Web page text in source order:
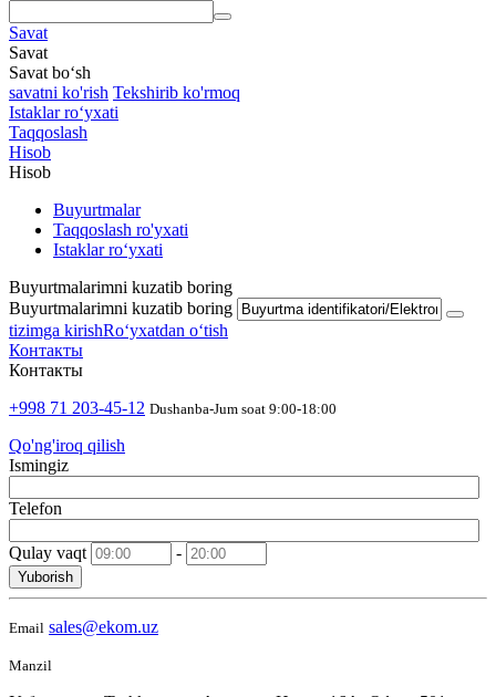
Savat
Savat
Savat bo‘sh
savatni ko'rish Tekshirib ko'rmoq
Istaklar roʻyxati
Taqqoslash
Hisob
Hisob
Buyurtmalar
Taqqoslash ro'yxati
Istaklar roʻyxati
Buyurtmalarimni kuzatib boring
Buyurtmalarimni kuzatib boring
tizimga kirishRoʻyxatdan oʻtish
Контакты
Контакты
+998 71 203-45-12 Dushanba-Jum soat 9:00-18:00
Qo'ng'iroq qilish
Ismingiz
Telefon
Qulay vaqt -
Yuborish
Email sales@ekom.uz
Manzil